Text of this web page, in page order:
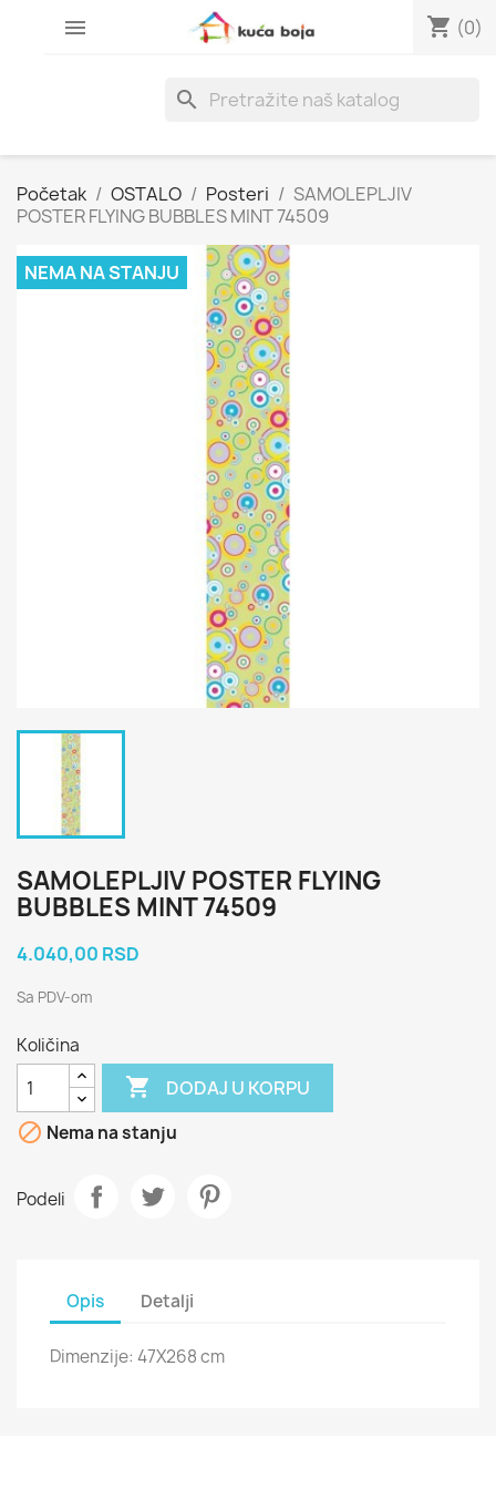
 shopping_cart (0)
search
Početak OSTALO Posteri
SAMOLEPLJIV
POSTER FLYING BUBBLES MINT 74509
NEMA NA STANJU
SAMOLEPLJIV POSTER FLYING
BUBBLES MINT 74509
4.040,00 RSD
Sa PDV-om
Količina
 DODAJ U KORPU
 Nema na stanju
Podeli
Opis Detalji
Dimenzije: 47X268 cm